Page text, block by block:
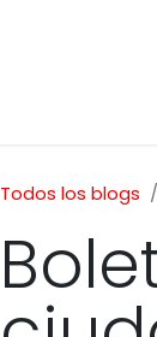
Todos los blogs